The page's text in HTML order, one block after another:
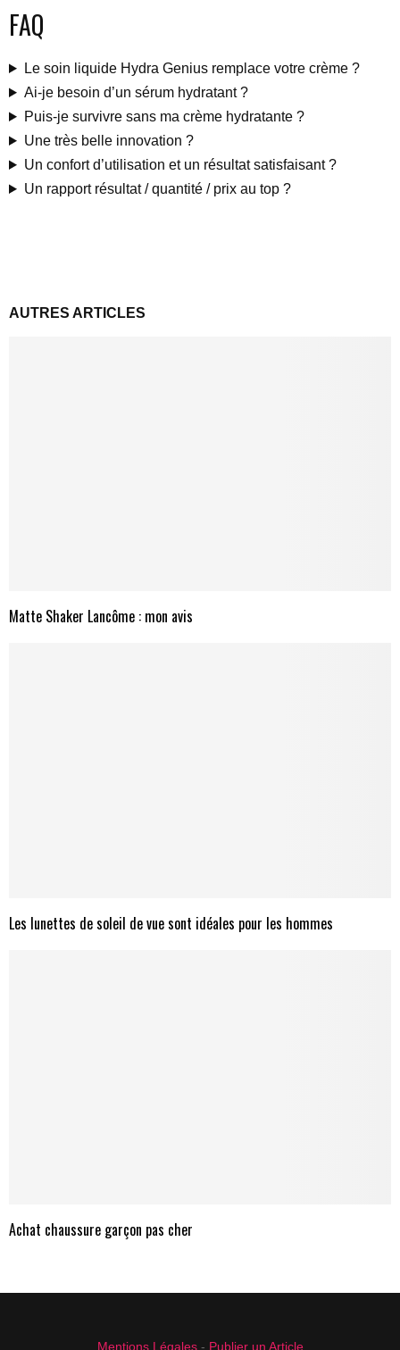
FAQ
Le soin liquide Hydra Genius remplace votre crème ?
Ai-je besoin d’un sérum hydratant ?
Puis-je survivre sans ma crème hydratante ?
Une très belle innovation ?
Un confort d’utilisation et un résultat satisfaisant ?
Un rapport résultat / quantité / prix au top ?
AUTRES ARTICLES
Matte Shaker Lancôme : mon avis
Les lunettes de soleil de vue sont idéales pour les hommes
Achat chaussure garçon pas cher
Mentions Légales- Publier un Article